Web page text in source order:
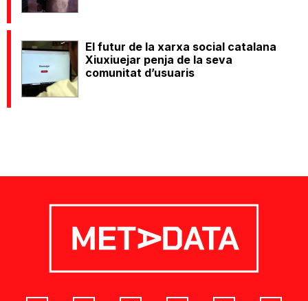
El futur de la xarxa social catalana
Xiuxiuejar penja de la seva
comunitat d’usuaris